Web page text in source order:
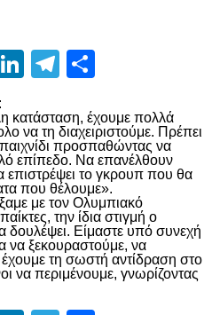
LinkedIn
Telegram
κατάσταση, έχουμε πολλά
να τη διαχειριστούμε. Πρέπει
προσπαθώντας να
επίπεδο. Να επανέλθουν
επιστρέψει το γκρουπ που θα
που θέλουμε».
με τον Ολυμπιακό
την ίδια στιγμή ο
δουλέψει. Είμαστε υπό συνεχή
να ξεκουραστούμε, να
τη σωστή αντίδραση στο
να περιμένουμε, γνωρίζοντας